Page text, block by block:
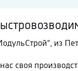
из
своя